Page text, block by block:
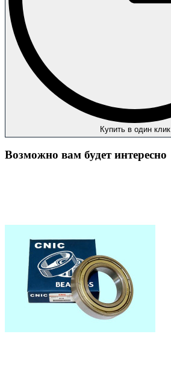
Купить в один клик
Возможно вам будет интересно